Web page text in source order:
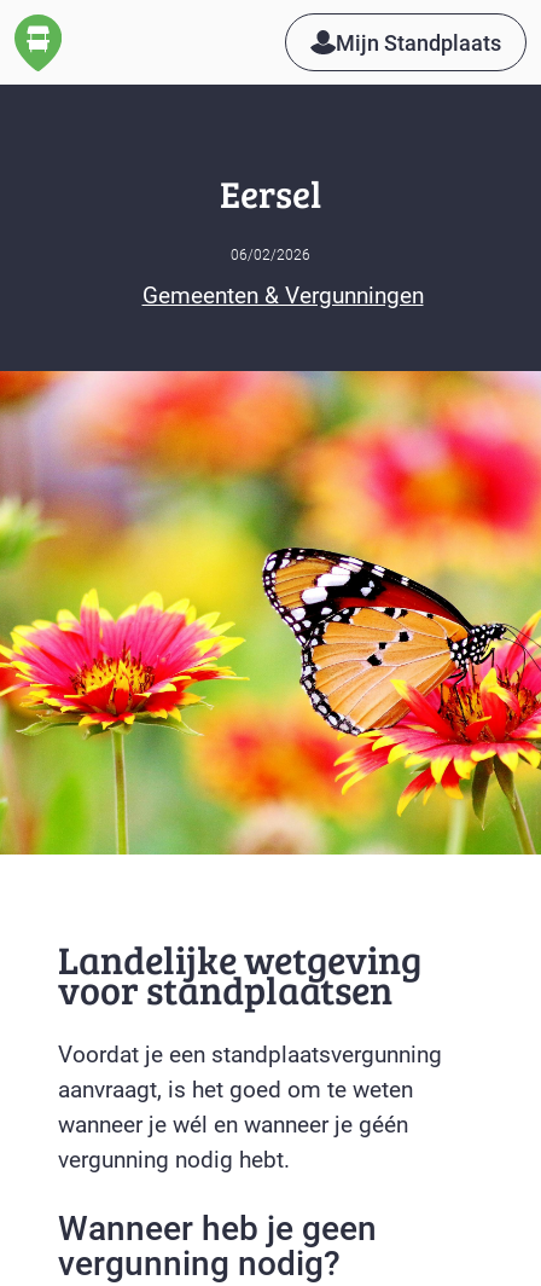
Mijn Standplaats
Eersel
06/02/2026
Gemeenten & Vergunningen
Landelijke wetgeving
voor standplaatsen
Voordat je een standplaatsvergunning
aanvraagt, is het goed om te weten
wanneer je wél en wanneer je géén
vergunning nodig hebt.
Wanneer heb je geen
vergunning nodig?